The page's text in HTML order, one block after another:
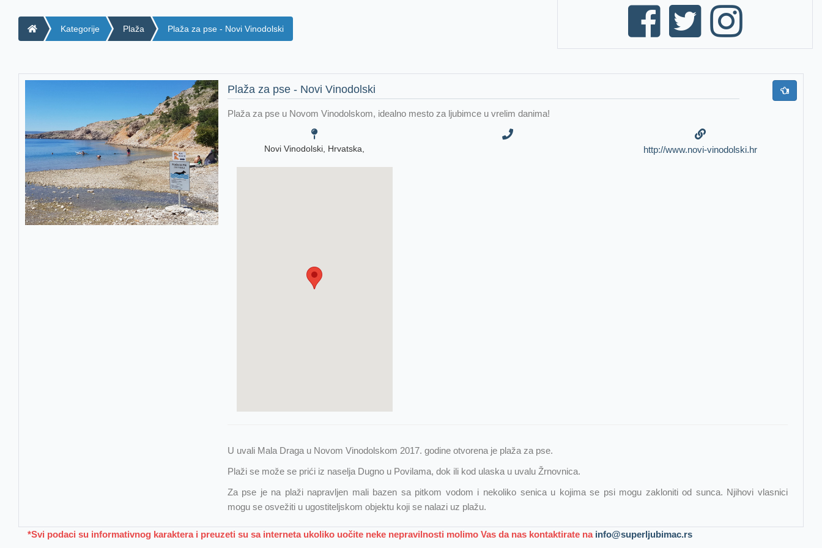
Kategorije Plaža Plaža za pse - Novi Vinodolski
Plaža za pse - Novi Vinodolski
Plaža za pse u Novom Vinodolskom, idealno mesto za ljubimce u vrelim danima!
Novi Vinodolski, Hrvatska, http://www.novi-vinodolski.hr
U uvali Mala Draga u Novom Vinodolskom 2017. godine otvorena je plaža za pse.
Plaži se može se prići iz naselja Dugno u Povilama, dok ili kod ulaska u uvalu Žrnovnica.
Za pse je na plaži napravljen mali bazen sa pitkom vodom i nekoliko senica u kojima se psi mogu zakloniti od sunca. Njihovi vlasnici
mogu se osvežiti u ugostiteljskom objektu koji se nalazi uz plažu.
*Svi podaci su informativnog karaktera i preuzeti su sa interneta ukoliko uočite neke nepravilnosti molimo Vas da nas kontaktirate na info@superljubimac.rs